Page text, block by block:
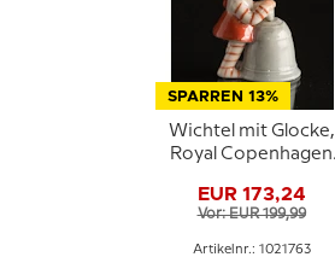
SPARREN 13%
Wichtel mit Glocke,
Royal Copenhagen
763
EUR 173,24
Vor: EUR 199,99
Artikelnr.: 1021763